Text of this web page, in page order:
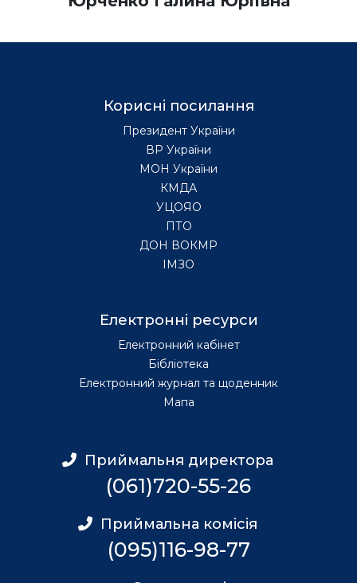
Корисні посилання
Президент України
ВР України
МОН України
КМДА
УЦОЯО
ПТО
ДОН ВОКМР
ІМЗО
Електронні ресурси
Електронний кабінет
Бібліотека
Електронний журнал та щоденник
Мапа
Приймальня директора
(061)720-55-26
Приймальна комісія
(095)116-98-77